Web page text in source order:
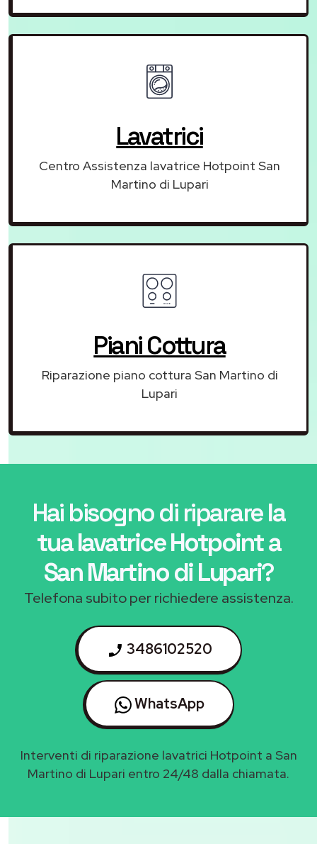
Lavatrici
Centro Assistenza lavatrice Hotpoint San
Martino di Lupari
Piani Cottura
Riparazione piano cottura San Martino di
Lupari
Hai bisogno di ripararela
tua lavatrice Hotpoint a
San Martino di Lupari?
Telefona subito per richiedere assistenza.
3486102520
WhatsApp
Interventi di riparazione lavatrici Hotpoint a San
Martino di Lupari entro 24/48 dalla chiamata.